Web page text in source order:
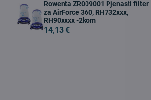
Rowenta ZR009001 Pjenasti filter
za AirForce 360, RH732xxx,
RH90xxxx -2kom
14,13 €